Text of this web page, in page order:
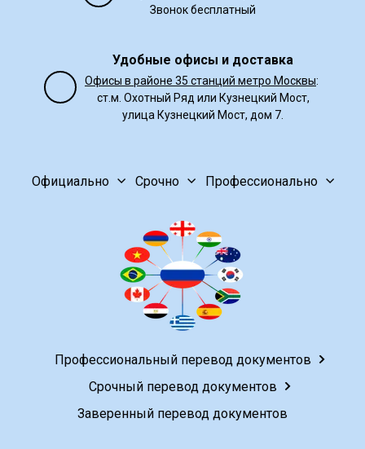
Звонок бесплатный
Удобные офисы и доставка
Офисы в районе 35 станций метро Москвы:
ст.м. Охотный Ряд или Кузнецкий Мост,
улица Кузнецкий Мост, дом 7.
Официально Срочно Профессионально
Профессиональный перевод документов
Срочный перевод документов
Заверенный перевод документов